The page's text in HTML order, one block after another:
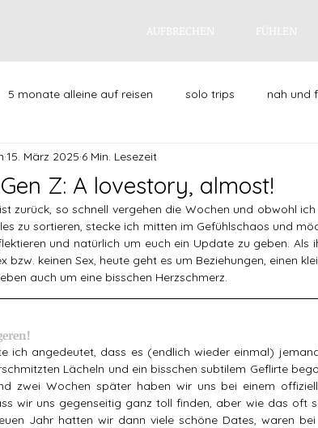
AUFBRECHEN FÜHLEN
5 monate alleine auf reisen solo trips nah und
leben failing feminist
jetzt & immer lieblinge
Z: A lovestory, almost!
15. März 2025 6 Min. Lesezeit
zurück, so schnell vergehen die Wochen und obwohl
zu sortieren, stecke ich mitten im Gefühlschaos und
und natürlich um euch ein Update zu geben. Als
bzw. keinen Sex, heute geht es um Beziehungen, einen
auch um eine bisschen Herzschmerz.
ich angedeutet, dass es (endlich wieder einmal)
Lächeln und ein bisschen subtilem Geflirte
zwei Wochen später haben wir uns bei einem
wir uns gegenseitig ganz toll finden, aber wie das oft
Jahr hatten wir dann viele schöne Dates, waren bei